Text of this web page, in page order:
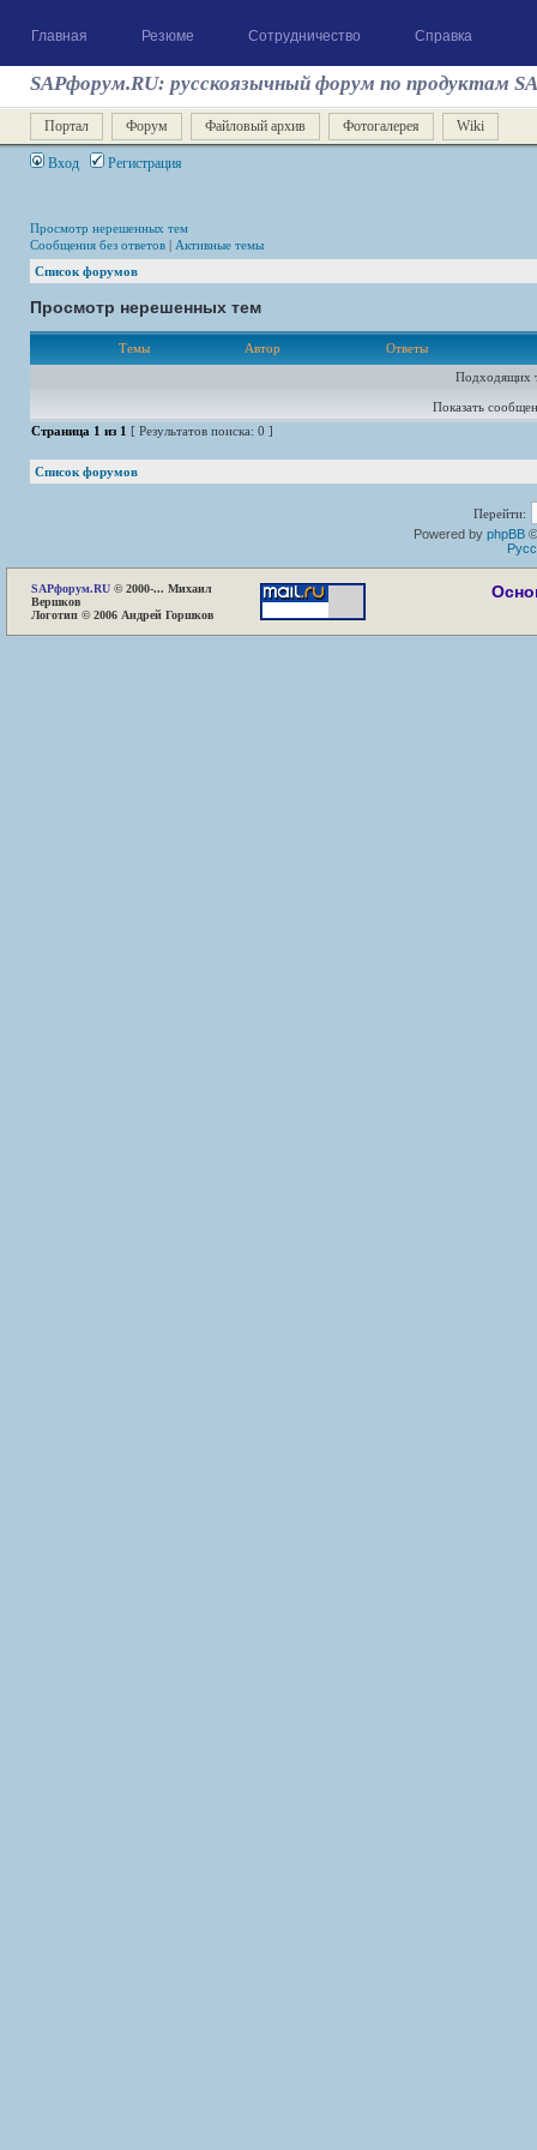
Главная Резюме Сотрудничество Справка
SAPфорум.RU: русскоязычный форум по продуктам
Портал Форум Файловый архив Фотогалерея Wiki
Вход Регистрация
Просмотр нерешенных тем
Сообщения без ответов | Активные темы
Список форумов
Просмотр нерешенных тем
Темы Автор
Ответы
Подходящих
Показать
Страница 1 из 1 [ Результатов поиска: 0 ]
Список форумов
Перейти:
Powered by phpBB
SAPфорум.RU © 2000-... Михаил
Вершков
Логотип © 2006 Андрей Горшков